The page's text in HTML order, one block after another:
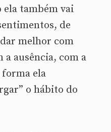
ela também vai
de
melhor com
a ausência, com a
forma ela
o hábito do